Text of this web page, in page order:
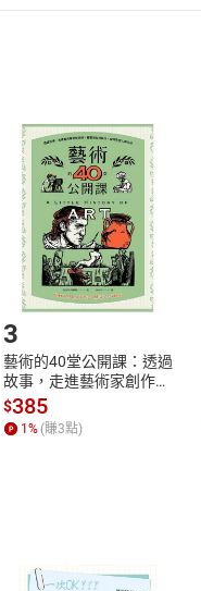
除權合理例外情事適用
售之商品為電子書，屬
場，並於「我的訂單」
為您辦理退款事宜。
恕無法以單支商品取消
登入帳號
Login
Step2.登入
3
藝術的40堂公開課：透過
故事，走進藝術家創作現
場，看藝術如何誕生、如
何形塑人類生活【電子
書】
$385
1 % (賺3點)